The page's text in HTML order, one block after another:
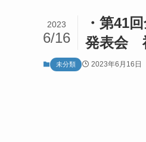
・第41
発表会
2023
6/16
未分類 2023年6月16日